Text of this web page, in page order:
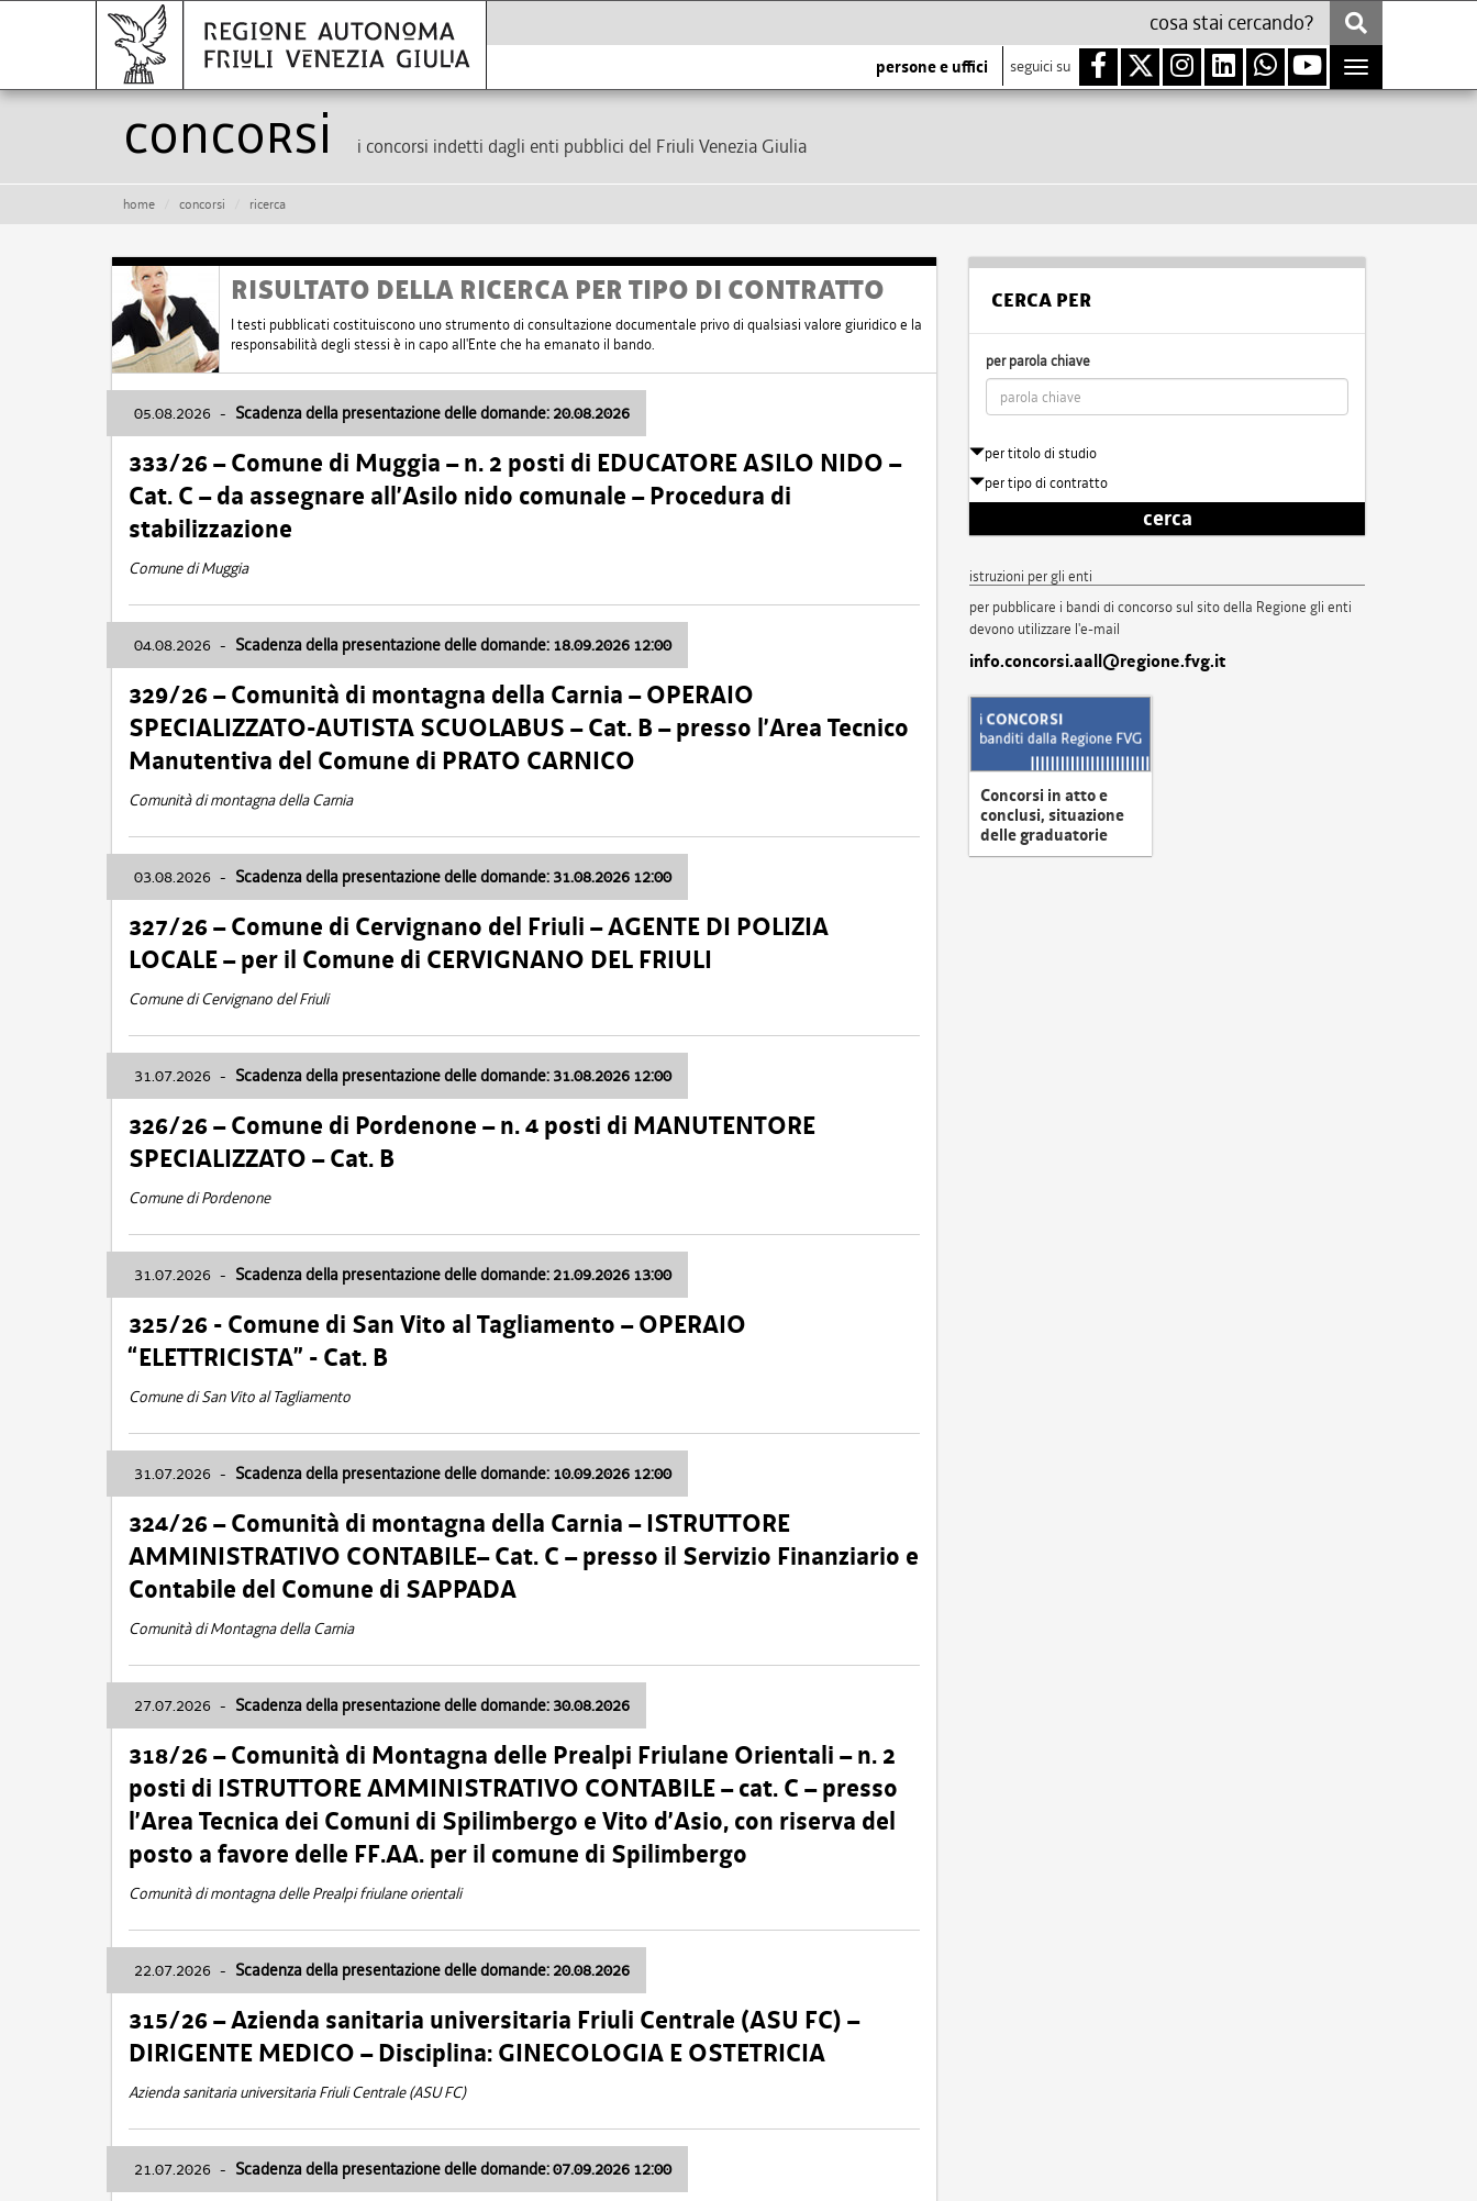
persone e uffici seguici su
Toggle
navigation
Concorsi i concorsi indetti dagli enti pubblici del Friuli Venezia Giulia
home concorsi ricerca
RISULTATO DELLA RICERCA PER TIPO DI CONTRATTO
I testi pubblicati costituiscono uno strumento di consultazione documentale privo di qualsiasi valore giuridico e la
responsabilità degli stessi è in capo all'Ente che ha emanato il bando.
05.08.2026 - Scadenza della presentazione delle domande: 20.08.2026
333/26 – Comune di Muggia – n. 2 posti di EDUCATORE ASILO NIDO –
Cat. C – da assegnare all’Asilo nido comunale – Procedura di
stabilizzazione
Comune di Muggia
04.08.2026 - Scadenza della presentazione delle domande: 18.09.2026 12:00
329/26 – Comunità di montagna della Carnia – OPERAIO
SPECIALIZZATO-AUTISTA SCUOLABUS – Cat. B – presso l’Area Tecnico
Manutentiva del Comune di PRATO CARNICO
Comunità di montagna della Carnia
03.08.2026 - Scadenza della presentazione delle domande: 31.08.2026 12:00
327/26 – Comune di Cervignano del Friuli – AGENTE DI POLIZIA
LOCALE – per il Comune di CERVIGNANO DEL FRIULI
Comune di Cervignano del Friuli
31.07.2026 - Scadenza della presentazione delle domande: 31.08.2026 12:00
326/26 – Comune di Pordenone – n. 4 posti di MANUTENTORE
SPECIALIZZATO – Cat. B
Comune di Pordenone
31.07.2026 - Scadenza della presentazione delle domande: 21.09.2026 13:00
325/26 - Comune di San Vito al Tagliamento – OPERAIO
“ELETTRICISTA” - Cat. B
Comune di San Vito al Tagliamento
31.07.2026 - Scadenza della presentazione delle domande: 10.09.2026 12:00
324/26 – Comunità di montagna della Carnia – ISTRUTTORE
AMMINISTRATIVO CONTABILE– Cat. C – presso il Servizio Finanziario e
Contabile del Comune di SAPPADA
Comunità di Montagna della Carnia
27.07.2026 - Scadenza della presentazione delle domande: 30.08.2026
318/26 – Comunità di Montagna delle Prealpi Friulane Orientali – n. 2
posti di ISTRUTTORE AMMINISTRATIVO CONTABILE – cat. C – presso
l’Area Tecnica dei Comuni di Spilimbergo e Vito d’Asio, con riserva del
posto a favore delle FF.AA. per il comune di Spilimbergo
Comunità di montagna delle Prealpi friulane orientali
22.07.2026 - Scadenza della presentazione delle domande: 20.08.2026
315/26 – Azienda sanitaria universitaria Friuli Centrale (ASU FC) –
DIRIGENTE MEDICO – Disciplina: GINECOLOGIA E OSTETRICIA
Azienda sanitaria universitaria Friuli Centrale (ASU FC)
21.07.2026 - Scadenza della presentazione delle domande: 07.09.2026 12:00
CERCA PER
per parola chiave
per titolo di studio
per tipo di contratto
cerca
istruzioni per gli enti
per pubblicare i bandi di concorso sul sito della Regione gli enti
devono utilizzare l'e-mail
info.concorsi.aall@regione.fvg.it
Concorsi in atto e
conclusi, situazione
delle graduatorie